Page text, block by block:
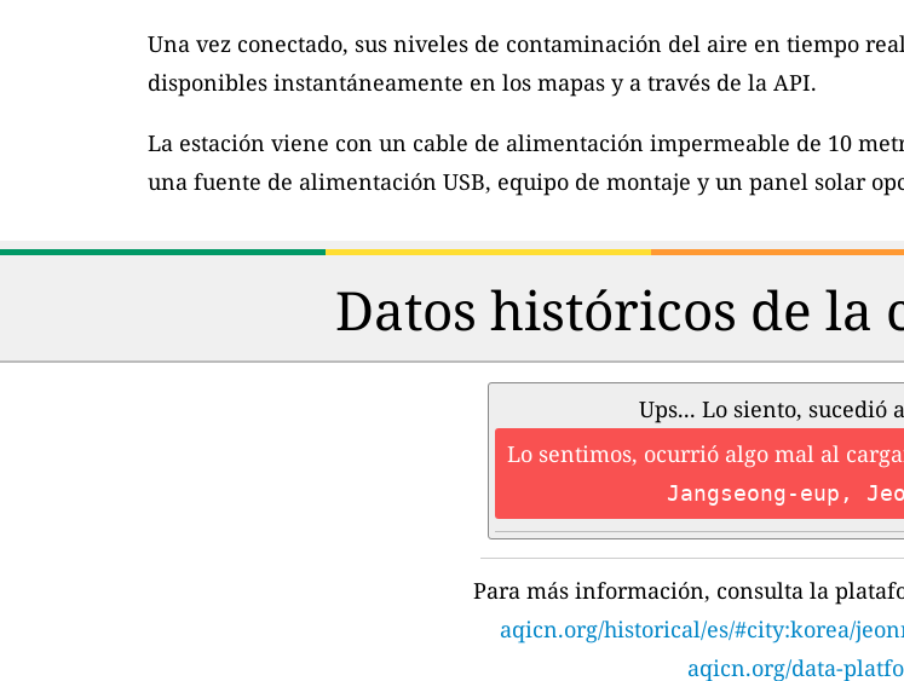
Una vez conectado, sus niveles de contaminación del aire en tiempo
disponibles instantáneamente en los mapas y a través de la API.
La estación viene con un cable de alimentación impermeable de 10
una fuente de alimentación USB, equipo de montaje y un panel solar
Datos históricos de la
Ups... Lo siento, sucedió
Lo sentimos, ocurrió algo mal al
Jangseong-eup,
Para más información, consulta la
aqicn.org/historical/es/#city:korea/
aqicn.org/data-